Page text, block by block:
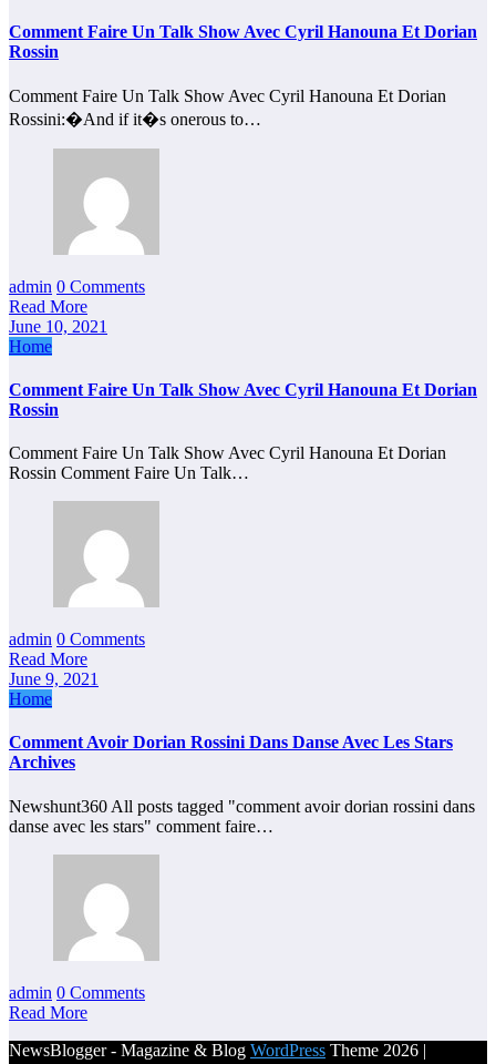
Comment Faire Un Talk Show Avec Cyril Hanouna Et Dorian
Rossin
Comment Faire Un Talk Show Avec Cyril Hanouna Et Dorian
Rossini:�And if it�s onerous to…
admin 0 Comments
Read More
June 10, 2021
Home
Comment Faire Un Talk Show Avec Cyril Hanouna Et Dorian
Rossin
Comment Faire Un Talk Show Avec Cyril Hanouna Et Dorian
Rossin Comment Faire Un Talk…
admin 0 Comments
Read More
June 9, 2021
Home
Comment Avoir Dorian Rossini Dans Danse Avec Les Stars
Archives
Newshunt360 All posts tagged "comment avoir dorian rossini dans
danse avec les stars" comment faire…
admin 0 Comments
Read More
NewsBlogger - Magazine & Blog WordPress Theme 2026 |